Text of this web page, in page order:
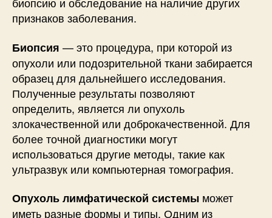
признаков заболевания.
Биопсия — это процедура, при которой из
опухоли или подозрительной ткани забирается
образец для дальнейшего исследования.
Полученные результаты позволяют
определить, является ли опухоль
злокачественной или доброкачественной. Для
более точной диагностики могут
использоваться другие методы, такие как
ультразвук или компьютерная томография.
Опухоль лимфатической системы может
иметь разные формы и типы. Одним из